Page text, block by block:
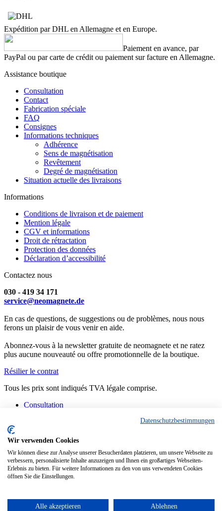
Expédition par DHL en Allemagne et en Europe.
Paiement en avance, par
PayPal ou par carte de crédit ou paiement sur facture en Allemagne.
Assistance boutique
Consultation
Contact
Fabrication spéciale
FAQ
Consignes
Informations techniques
Adhérence
Sens de magnétisation
Revêtement
Degré de magnétisation
Situation actuelle des livraisons
Informations
Conditions de livraison et de paiement
Mention légale
CGV et informations
Droit de rétractation
Protection des données
Déclaration d’accessibilité
Contactez nous
030 - 419 34 171
service@neomagnete.de
En cas de questions, de suggestions ou de problèmes, nous nous
ferons un plaisir de vous venir en aide.
Abonnez-vous à la newsletter gratuite de neomagnete et ne ratez
plus aucune nouveauté ou offre promotionnelle de la boutique.
Résilier le contrat
Tous les prix sont indiqués TVA légale comprise.
Consultation
Consignes
Informations techniques
Situation actuelle des livraisons
Copyright © - Tous droits réservés
die den Komfort bei Benutzung dieser Website erhöhen, der
Datenschutzbestimmungen
Wir verwenden Cookies
Wir können diese zur Analyse unserer Besucherdaten platzieren, um unsere Webseite zu
verbessern, personalisierte Inhalte anzuzeigen und Ihnen ein großartiges Webseiten-
Erlebnis zu bieten. Für weitere Informationen zu den von uns verwendeten Cookies
öffnen Sie die Einstellungen.
Alle akzeptieren Ablehnen